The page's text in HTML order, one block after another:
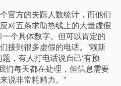
官方的失踪人数统计，而他们
对五条求助热线上的大量虚假
个具体数字。但可以肯定的
接到很多虚假的电话。”赖斯
，有人打电话说自己‘有预
们每天都在处理，但信息需要
说非常耗精力。”